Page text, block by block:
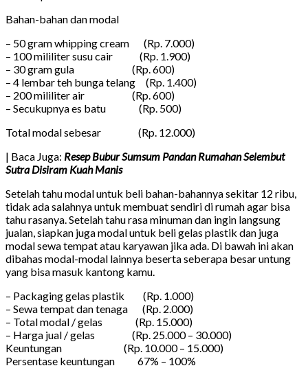
Bahan-bahan dan modal
– 50 gram whipping cream (Rp. 7.000)
– 100 mililiter susu cair (Rp. 1.900)
– 30 gram gula (Rp. 600)
– 4 lembar teh bunga telang (Rp. 1.400)
– 200 mililiter air (Rp. 600)
– Secukupnya es batu (Rp. 500)
Total modal sebesar (Rp. 12.000)
| Baca Juga: Resep Bubur Sumsum Pandan Rumahan Selembut
Sutra Disiram Kuah Manis
Setelah tahu modal untuk beli bahan-bahannya sekitar 12 ribu,
tidak ada salahnya untuk membuat sendiri di rumah agar bisa
tahu rasanya. Setelah tahu rasa minuman dan ingin langsung
jualan, siapkan juga modal untuk beli gelas plastik dan juga
modal sewa tempat atau karyawan jika ada. Di bawah ini akan
dibahas modal-modal lainnya beserta seberapa besar untung
yang bisa masuk kantong kamu.
– Packaging gelas plastik (Rp. 1.000)
– Sewa tempat dan tenaga (Rp. 2.000)
– Total modal / gelas (Rp. 15.000)
– Harga jual / gelas (Rp. 25.000 – 30.000)
Keuntungan (Rp. 10.000 – 15.000)
Persentase keuntungan 67% – 100%